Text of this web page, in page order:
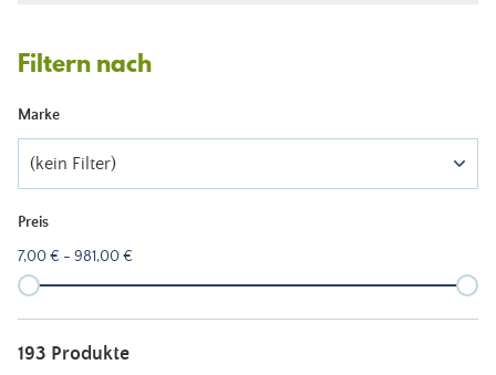
Filtern nach
Marke
(kein Filter)
Preis
7,00 € - 981,00 €
193 Produkte